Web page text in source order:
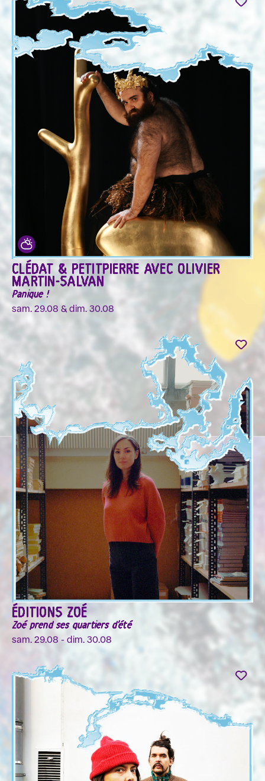
CLÉDAT & PETITPIERRE AVEC OLIVIER
MARTIN-SALVAN
Panique !
sam. 29.08 & dim. 30.08
ÉDITIONS ZOÉ
Zoé prend ses quartiers d'été
sam. 29.08 - dim. 30.08